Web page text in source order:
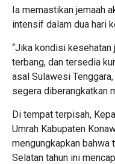
Ia memastikan jemaah
intensif dalam dua hari
“Jika kondisi kesehatan
terbang, dan tersedia
asal Sulawesi
segera diberangkatkan
Di tempat terpisah,
Umrah Kabupaten
mengungkapkan bahwa
Selatan tahun ini